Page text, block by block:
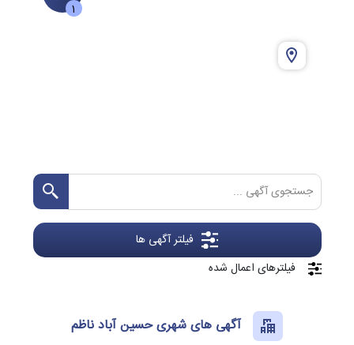
1
فیلتر آگهی ها
فیلترهای اعمال شده
آگهی های شهری حسین آباد ناظم